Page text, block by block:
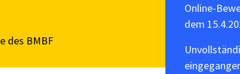
des BMBF
Online-
dem